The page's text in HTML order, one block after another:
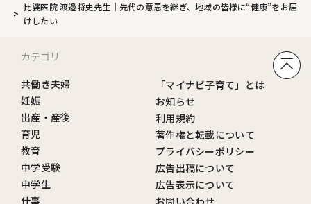
比婆医院 渡邉将史先生｜先代の意思を継ぎ、地域の皆様に“健康”をお届
けしたい
カテゴリ
共働き夫婦
妊娠
出産・産後
育児
教育
中学受験
中学生
仕事
「マイナビ子育て」とは
お知らせ
利用規約
著作権と転載について
プライバシーポリシー
広告出稿について
広告表示について